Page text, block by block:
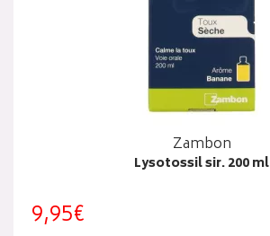
Zambon
Lysotossil sir. 200 ml
9,95€